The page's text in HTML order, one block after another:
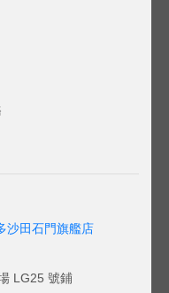
沙田石門旗艦店
LG25 號鋪